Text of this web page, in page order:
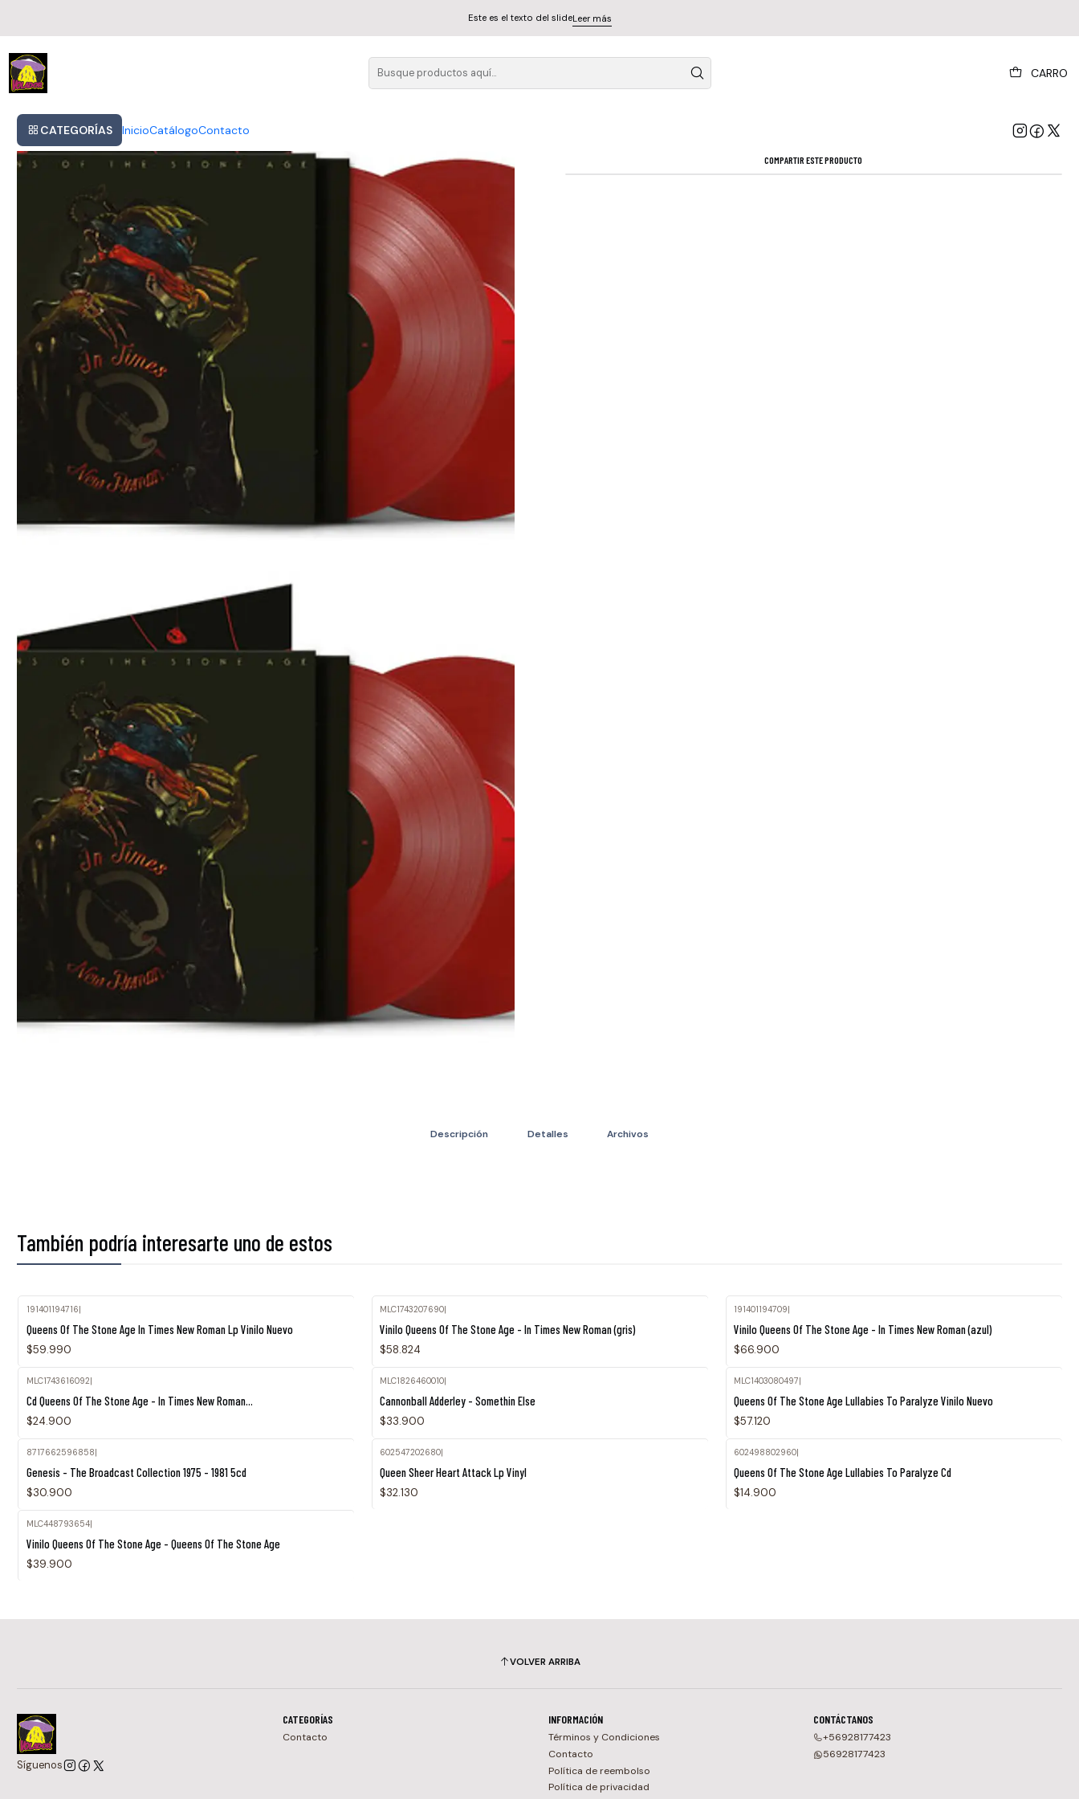
CARRO
CATEGORÍAS InicioCatálogoContacto
Este es el texto del slideLeer más
Queens Of The Stone Age - In Times New Roman (vinilo Rojo)
COMPARTIR ESTE PRODUCTO
Descripción Detalles Archivos
También podría interesarte uno de estos
191401194716|
Queens Of The Stone Age In Times New Roman Lp Vinilo Nuevo
$59.990
MLC1743207690|
Vinilo Queens Of The Stone Age - In Times New Roman (gris)
$58.824
191401194709|
Vinilo Queens Of The Stone Age - In Times New Roman (azul)
$66.900
MLC1743616092|
Cd Queens Of The Stone Age - In Times New Roman...
$24.900
MLC1826460010|
Cannonball Adderley - Somethin Else
$33.900
MLC1403080497|
Queens Of The Stone Age Lullabies To Paralyze Vinilo Nuevo
$57.120
8717662596858|
Genesis - The Broadcast Collection 1975 - 1981 5cd
$30.900
602547202680|
Queen Sheer Heart Attack Lp Vinyl
$32.130
602498802960|
Queens Of The Stone Age Lullabies To Paralyze Cd
$14.900
MLC448793654|
Vinilo Queens Of The Stone Age - Queens Of The Stone Age
$39.900
VOLVER ARRIBA
Síguenos
CATEGORÍAS
Contacto
INFORMACIÓN
Términos y Condiciones
Contacto
Política de reembolso
Política de privacidad
CONTÁCTANOS
+56928177423
56928177423